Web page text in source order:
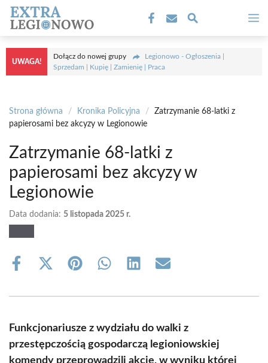
Przejdź
treści
UWAGA!
Dołącz do nowej grupy
Legionowo - Ogłoszenia |
Sprzedam | Kupię | Zamienię | Praca
Strona główna / Kronika Policyjna /
Zatrzymanie 68-latki z
papierosami bez akcyzy w Legionowie
Zatrzymanie 68-latki z
papierosami bez akcyzy w
Legionowie
Data dodania: 5 listopada 2025 r.
Share
Share
(Twitter)
Share Share Share Share
Funkcjonariusze z wydziału do walki z
przestępczością gospodarczą legioniowskiej
komendy przeprowadzili akcję, w wyniku której